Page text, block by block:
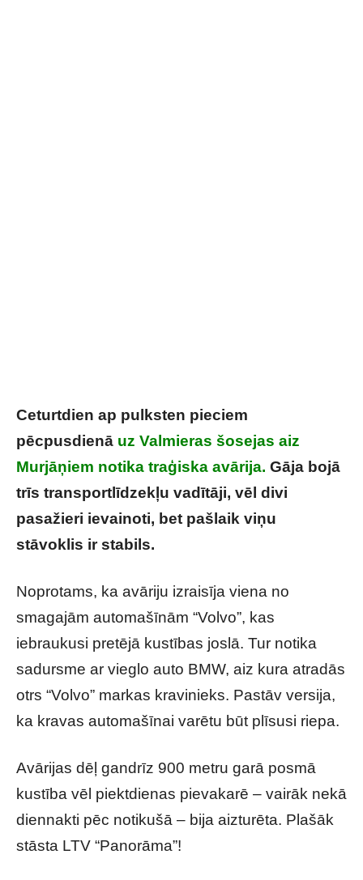
Ceturtdien ap pulksten pieciem
pēcpusdienā uz Valmieras šosejas aiz
Murjāņiem notika traģiska avārija. Gāja bojā
trīs transportlīdzekļu vadītāji, vēl divi
pasažieri ievainoti, bet pašlaik viņu
stāvoklis ir stabils.
Noprotams, ka avāriju izraisīja viena no
smagajām automašīnām “Volvo”, kas
iebraukusi pretējā kustības joslā. Tur notika
sadursme ar vieglo auto BMW, aiz kura atradās
otrs “Volvo” markas kravinieks. Pastāv versija,
ka kravas automašīnai varētu būt plīsusi riepa.
Avārijas dēļ gandrīz 900 metru garā posmā
kustība vēl piektdienas pievakarē – vairāk nekā
diennakti pēc notikušā – bija aizturēta. Plašāk
stāsta LTV “Panorāma”!